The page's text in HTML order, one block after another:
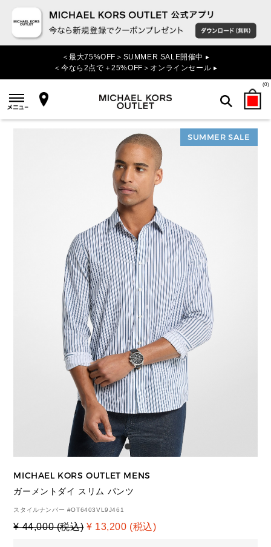
＜最大75%OFF＞SUMMER SALE開催中 ▸
＜今なら2点で＋25%OFF＞オンラインセール ▸
(0)
検索
SUMMER SALE
MICHAEL KORS OUTLET MENS
ガーメントダイ スリム パンツ
スタイルナンバー #OT6403VL9J461
¥ 44,000 (税込) ¥ 13,200 (税込)